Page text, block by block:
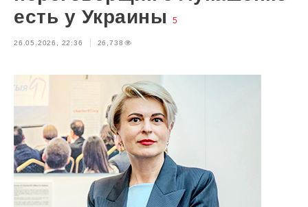
есть у Украины
5
26.05.2026, 22:36 26,738